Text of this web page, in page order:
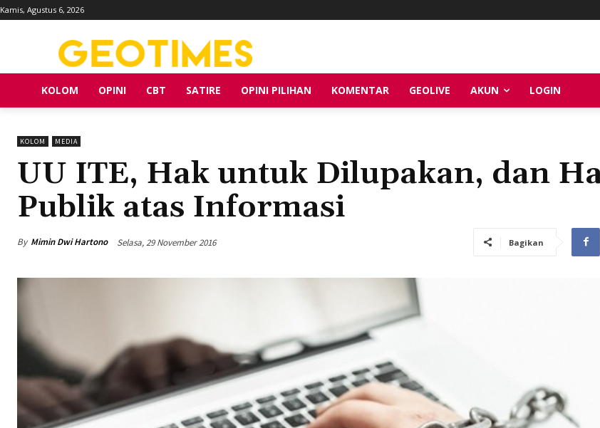
Kamis, Agustus 6, 2026
KOLOM OPINI CBT SATIRE OPINI PILIHAN KOMENTAR GEOLIVE AKUN LOGIN
KOLOM MEDIA
UU ITE, Hak untuk Dilupakan, dan
Publik atas Informasi
By Mimin Dwi Hartono Selasa, 29 November 2016 Bagikan